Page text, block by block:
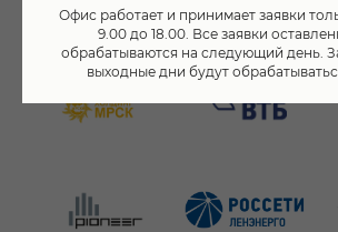
Офис работает и принимает заявки
9.00 до 18.00. Все заявки
обрабатываются на следующий день.
выходные дни будут